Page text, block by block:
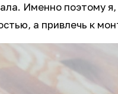
Именно поэтому
а привлечь к